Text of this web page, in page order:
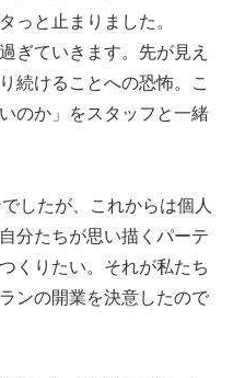
っと止まりました。
ぎていきます。先が見え
続けることへの恐怖。こ
のか」をスタッフと一緒
したが、これからは個人
分たちが思い描くパーテ
くりたい。それが私たち
ンの開業を決意したので